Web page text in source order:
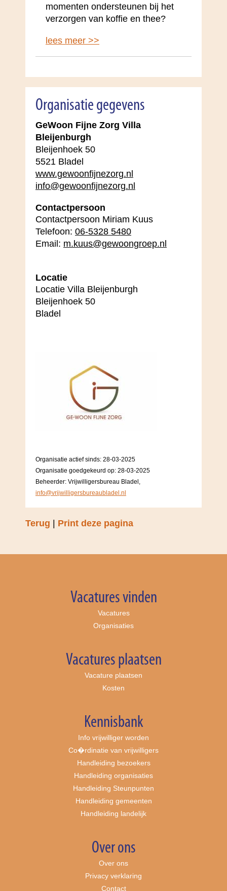
momenten ondersteunen bij het
verzorgen van koffie en thee?
lees meer >>
Organisatie gegevens
GeWoon Fijne Zorg Villa
Bleijenburgh
Bleijenhoek 50
5521 Bladel
www.gewoonfijnezorg.nl
info@gewoonfijnezorg.nl
Contactpersoon
Contactpersoon Miriam Kuus
Telefoon: 06-5328 5480
Email: m.kuus@gewoongroep.nl
Locatie
Locatie Villa Bleijenburgh
Bleijenhoek 50
Bladel
Organisatie actief sinds: 28-03-2025
Organisatie goedgekeurd op: 28-03-2025
Beheerder: Vrijwilligersbureau Bladel,
info@vrijwilligersbureaubladel.nl
Terug | Print deze pagina
Vacatures vinden
Vacatures
Organisaties
Vacatures plaatsen
Vacature plaatsen
Kosten
Kennisbank
Info vrijwilliger worden
Co�rdinatie van vrijwilligers
Handleiding bezoekers
Handleiding organisaties
Handleiding Steunpunten
Handleiding gemeenten
Handleiding landelijk
Over ons
Over ons
Privacy verklaring
Contact